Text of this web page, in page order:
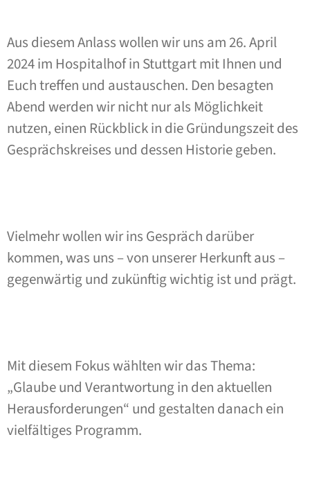
Aus diesem Anlass wollen wir uns am 26. April
2024 im Hospitalhof in Stuttgart mit Ihnen und
Euch treffen und austauschen. Den besagten
Abend werden wir nicht nur als Möglichkeit
nutzen, einen Rückblick in die Gründungszeit des
Gesprächskreises und dessen Historie geben.
Vielmehr wollen wir ins Gespräch darüber
kommen, was uns – von unserer Herkunft aus –
gegenwärtig und zukünftig wichtig ist und prägt.
Mit diesem Fokus wählten wir das Thema:
„Glaube und Verantwortung in den aktuellen
Herausforderungen“ und gestalten danach ein
vielfältiges Programm.